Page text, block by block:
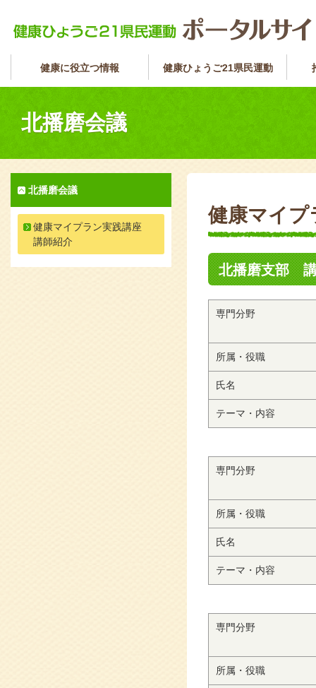
健康に役立つ情報 健康ひょうご21県民運動
北播磨会議
健康マイ
北播磨支部
専門分野
所属・役職
氏名
テーマ・内容
専門分野
所属・役職
氏名
テーマ・内容
専門分野
所属・役職
北播磨会議
健康マイプラン実践講座
講師紹介